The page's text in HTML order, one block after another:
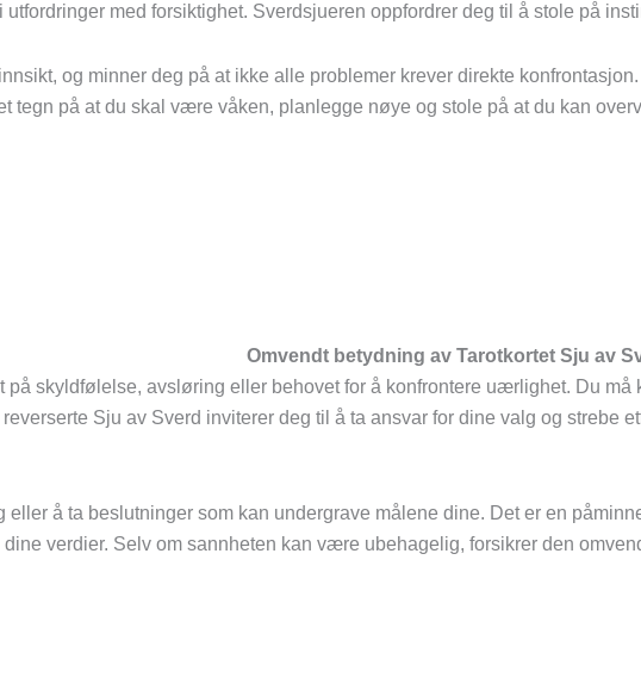
med forsiktighet. Sverdsjueren oppfordrer deg til å stole på
og minner deg på at ikke alle problemer krever direkte
tegn på at du skal være våken, planlegge nøye og stole på at du kan
Omvendt betydning av Tarotkortet Sju av
på skyldfølelse, avsløring eller behovet for å konfrontere uærlighet. Du
Sju av Sverd inviterer deg til å ta ansvar for dine valg og strebe
eller å ta beslutninger som kan undergrave målene dine. Det er en
verdier. Selv om sannheten kan være ubehagelig, forsikrer den